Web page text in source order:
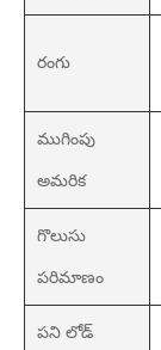
రంగు
ముగింపు
అమరిక
గొలుసు
పరిమాణం
పని లోడ్